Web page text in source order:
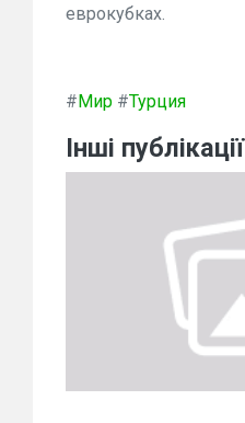
еврокубках.
#Мир #Турция
Інші публікації